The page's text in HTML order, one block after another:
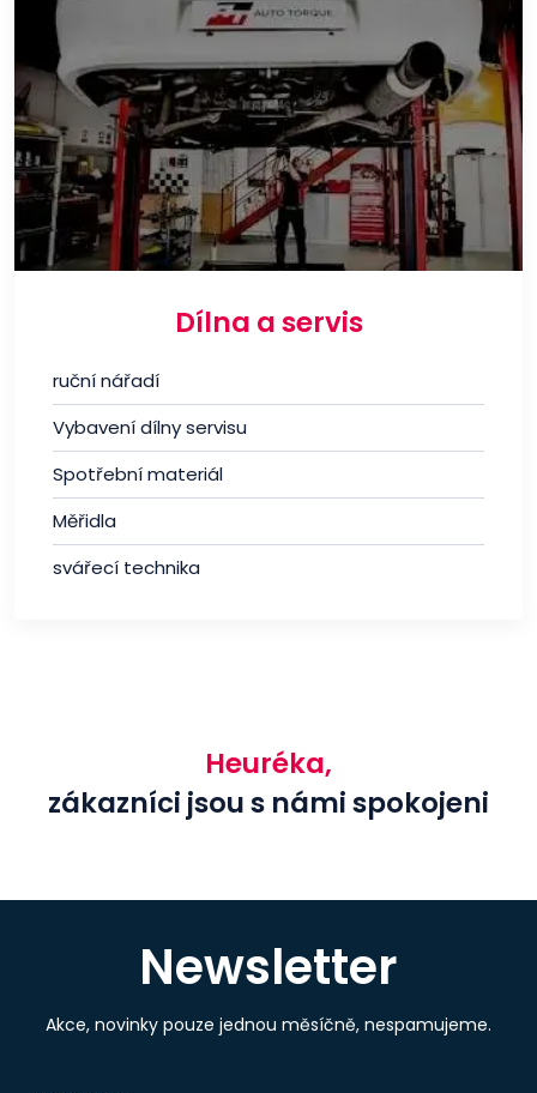
Dílna a servis
ruční nářadí
Vybavení dílny servisu
Spotřební materiál
Měřidla
svářecí technika
Heuréka,
zákazníci jsou s námi spokojeni
Newsletter
Akce, novinky pouze jednou měsíčně, nespamujeme.